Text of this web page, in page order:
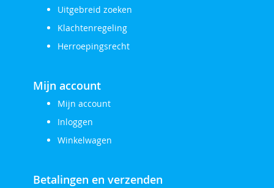
Uitgebreid zoeken
Klachtenregeling
Herroepingsrecht
Mijn account
Mijn account
Inloggen
Winkelwagen
Betalingen en verzenden